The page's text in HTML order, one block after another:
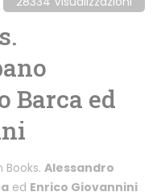
Barca ed
Alessandro
ed Enrico Giovannini